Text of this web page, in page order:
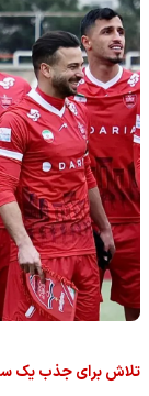
تلاش برای جذب یک